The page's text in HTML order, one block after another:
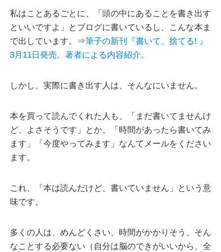
私はことあるごとに、「頭の中にあることを書き出す
といいですよ」とブログに書いているし、こんな本ま
で出しています。⇒筆子の新刊『書いて、捨てる! 』
3月11日発売。著者による内容紹介。
しかし、実際に書き出す人は、そんなにいません。
本を買って読んでくれた人も、「まだ書いてませんけ
ど、よさそうです」とか、「時間があったら書いてみ
ます」「今度やってみます」なんてメールをください
ます。
これ、「本は読んだけど、書いていません」という意
味です。
多くの人は、めんどくさい、時間がかかりそう、そん
なことする必要ない（自分は脳のできがいいから、全